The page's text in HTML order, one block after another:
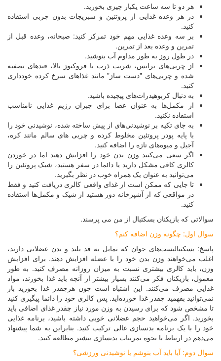
هر دو تا سه ساعت یکبار چیزی بخورید.
در هر وعده غذایی از پروتئین و سبزیجات بدون چربی استفاده
کنید.
بر سه وعده غذایی مهم خود تمرکز کنید: صبحانه، وعده قبل از
تمرین و وعده بعد از تمرین.
در طول روز به طور مداوم آب بنوشید.
از چربی‌های ترانس، شربت ذرت با فروکتوز بالا، قندهای تصفیه
شده و چربی‌های "دست ساز" مانند غذاهای سرخ کرده خودداری
کنید.
به دنبال کربوهیدرات‌های پیچیده باشید.
از مکمل‌ها به عنوان عصا برای جبران رژیم غذایی نامناسب
استفاده نکنید.
به جای تکیه بر نوشیدنی‌های از پیش ساخته شده، نوشیدنی خود را
با پایه پودر پروتئین مخلوط کرده و چربی های سالم مانند کره،
آجیل و میوه‌های تازه را اضافه کنید.
اگر سعی می‌کنید وزن بدن خود را افزایش دهید اما در خوردن
کالری کافی مشکل دارید یا دائما در سفر هستید، شیک پروتئین را
می‌توانید به عنوان یک همراه خوب در نظر بگیرید.
تا جایی که ممکن است از غذای واقعی کالری دریافت کنید و فقط
در مواقعی که از آشپزخانه دور هستید از شیک و مکمل‌ها استفاده
کنید.
سوالاتی که بازیکنان بسکتبال از من می پرسند.
سوال اول: چگونه وزن اضافه کنم؟
پاسخ: بسکتبالیست‌های جوان که تمایل به قد بلند و بدن عضلانی دارند،
اغلب می‌خواهند وزن بدن خود را با عضله افزایش دهند. برای افزایش
وزن، باید کالری بیشتری نسبت به میزان روزانه مصرف کنید. به طور
معمول، بازیکنان فکر می‌کنند بسیار بیشتر از آنچه باید غذا بخورند، مواد
غذایی مصرف می‌کنند. این اشتباه است چون هرچقدر غذا بخورید باز
نمی‌توانید بفهمید چقدر غذا خورده‌اید. پس کالری خود را دائما پیگیری کنید
تا مشخص شود که برای رسیدن به وزن مورد نیاز چقدر غذای اضافی باید
بخورید. اگر می‌خواهید حجم عضلانی خوبی داشته باشید، برنامه غذایی
خود را با یک برنامه بدنسازی عالی ترکیب کنید. بنابراین به شما پیشنهاد
می‌دهم در ارتباط با نحوه تمرینات بدنسازی بیشتر مطالعه کنید.
سوال دوم: آیا باید آب بنوشم یا نوشیدنی ورزشی؟